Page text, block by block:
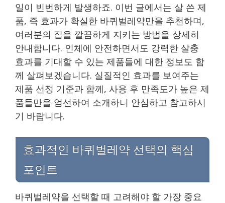
일이 빈번하게 발생하죠. 이번 글에서는 살 쓴 제
품, 즉 효과가 확실한 바퀴벌레약만을 추천하며,
여러분의 집을 깔끔하게 지키는 방법을 상세히
안내합니다. 인체에 안전하면서도 강력한 살충
효과를 기대할 수 있는 제품들에 대한 정보도 함
께 살펴보겠습니다. 실질적인 효과를 보여주는
제품 선정 기준과 함께, 사용 후 만족도가 높은 제
품들만을 엄선하여 소개하니 안심하고 참고하시
기 바랍니다.
효과적인 바퀴벌레약 선택의 핵심
포인트
바퀴벌레약을 선택할 때 고려해야 할 가장 중요